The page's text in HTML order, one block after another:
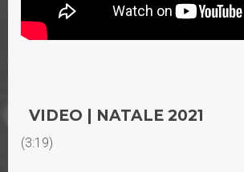
VIDEO | NATALE 2021
(3:19)